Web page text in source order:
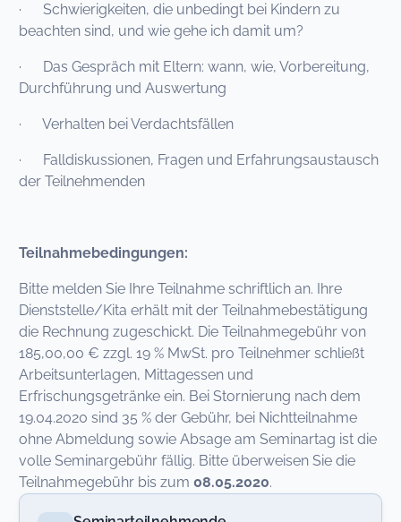
· Schwierigkeiten, die unbedingt bei Kindern zu
beachten sind, und wie gehe ich damit um?
· Das Gespräch mit Eltern: wann, wie, Vorbereitung,
Durchführung und Auswertung
· Verhalten bei Verdachtsfällen
· Falldiskussionen, Fragen und Erfahrungsaustausch
der Teilnehmenden
Teilnahmebedingungen:
Bitte melden Sie Ihre Teilnahme schriftlich an. Ihre
Dienststelle/Kita erhält mit der Teilnahmebestätigung
die Rechnung zugeschickt. Die Teilnahmegebühr von
185,00,00 € zzgl. 19 % MwSt. pro Teilnehmer schließt
Arbeitsunterlagen, Mittagessen und
Erfrischungsgetränke ein. Bei Stornierung nach dem
19.04.2020 sind 35 % der Gebühr, bei Nichtteilnahme
ohne Abmeldung sowie Absage am Seminartag ist die
volle Seminargebühr fällig. Bitte überweisen Sie die
Teilnahmegebühr bis zum 08.05.2020.